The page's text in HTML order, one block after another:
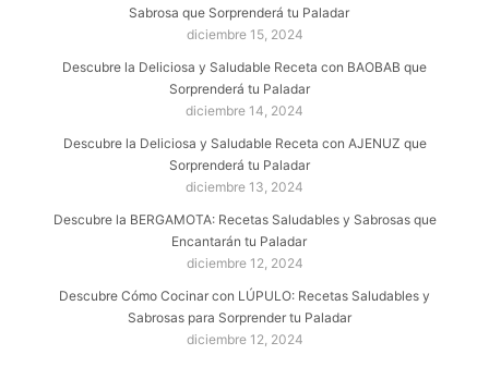
MAGEFESA K2 GRANSASSO JUEGO DE SARTÉNES, GRIS
MOTEADO, 18/20/24 CM
información)
Sabrosa que Sorprenderá tu Paladar
diciembre 15, 2024
Descubre la Deliciosa y Saludable Receta con BAOBAB que
Sorprenderá tu Paladar
diciembre 14, 2024
Descubre la Deliciosa y Saludable Receta con AJENUZ que
Sorprenderá tu Paladar
diciembre 13, 2024
Descubre la BERGAMOTA: Recetas Saludables y Sabrosas que
Encantarán tu Paladar
diciembre 12, 2024
Descubre Cómo Cocinar con LÚPULO: Recetas Saludables y
Sabrosas para Sorprender tu Paladar
diciembre 12, 2024